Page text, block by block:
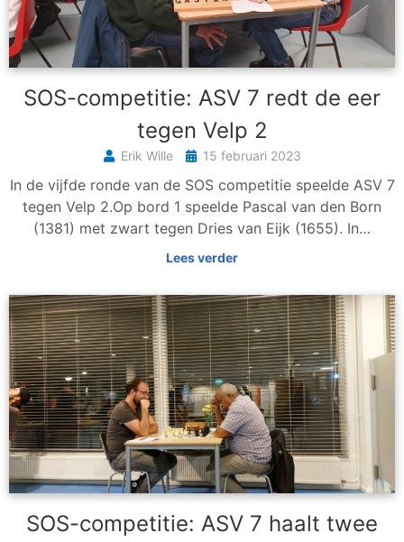
SOS-competitie: ASV 7 redt de eer
tegen Velp 2
Erik Wille 15 februari 2023
In de vijfde ronde van de SOS competitie speelde ASV 7
tegen Velp 2.Op bord 1 speelde Pascal van den Born
(1381) met zwart tegen Dries van Eijk (1655). In…
Lees verder
SOS-competitie: ASV 7 haalt twee